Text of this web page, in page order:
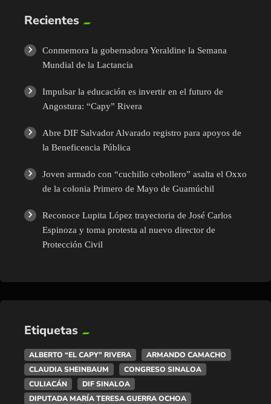
Recientes
Conmemora la gobernadora Yeraldine la Semana
Mundial de la Lactancia
Impulsar la educación es invertir en el futuro de
Angostura: “Capy” Rivera
Abre DIF Salvador Alvarado registro para apoyos de
la Beneficencia Pública
Joven armado con “cuchillo cebollero” asalta el Oxxo
de la colonia Primero de Mayo de Guamúchil
Reconoce Lupita López trayectoria de José Carlos
Espinoza y toma protesta al nuevo director de
Protección Civil
Etiquetas
ALBERTO “EL CAPY” RIVERA
ARMANDO CAMACHO
CLAUDIA SHEINBAUM
CONGRESO SINALOA
CULIACÁN
DIF SINALOA
DIPUTADA MARÍA TERESA GUERRA OCHOA